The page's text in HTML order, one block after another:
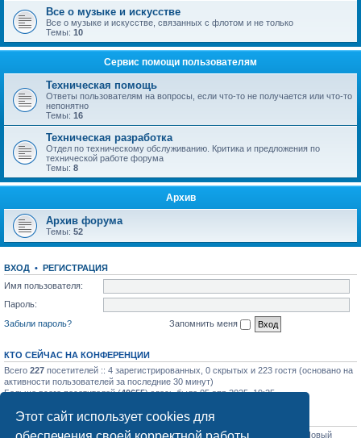
Этот сайт использует cookies для
Все о музыке и искусстве
Все о музыке и искусстве, связанных с флотом и не только
Темы: 10
Сервис помощи пользователям
Техническая помощь
Ответы пользователям на вопросы, если что-то не получается или что-то
непонятно
Темы: 16
Техническая разработка
Отдел по техническому обслуживанию. Критика и предложения по
технической работе форума
Темы: 8
Архив
Архив форума
Темы: 52
ВХОД • РЕГИСТРАЦИЯ
Имя пользователя:
Пароль:
Забыли пароль?
Запомнить меня
КТО СЕЙЧАС НА КОНФЕРЕНЦИИ
Всего 227 посетителей :: 4 зарегистрированных, 0 скрытых и 223 гостя (основано на
активности пользователей за последние 30 минут)
Больше всего посетителей (40655) здесь было 05 апр 2025, 19:25
СТАТИСТИКА
Всего сообщений:31758• Всего тем:1129• Всего пользователей: • Новый